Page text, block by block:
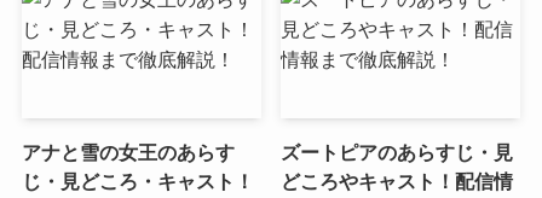
アナと雪の女王のあらす
じ・見どころ・キャスト！
ズートピアのあらすじ・見
どころやキャスト！配信情